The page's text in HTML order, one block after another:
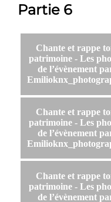
Partie 6
Chante et rappe
patrimoine - Les
de l’évènement
Chante et rappe
patrimoine - Les
de l’évènement
Chante et rappe
patrimoine - Les
de l’évènement